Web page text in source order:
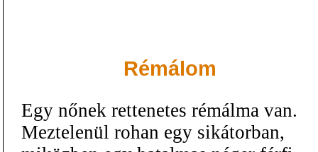
Rémálom
Egy nőnek rettenetes rémálma van.
Meztelenül rohan egy sikátorban,